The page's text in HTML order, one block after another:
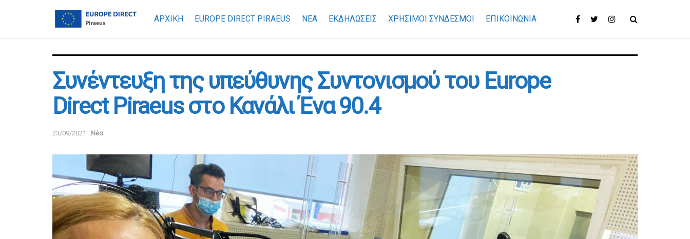
ΑΡΧΙΚΗ EUROPE DIRECT PIRAEUS ΝΕΑ ΕΚΔΗΛΩΣΕΙΣ ΧΡΉΣΙΜΟΙ ΣΎΝΔΕΣΜΟΙ ΕΠΙΚΟΙΝΩΝΊΑ
Συνέντευξη της υπεύθυνης Συντονισμού του Europe
Direct Piraeus στο Κανάλι Ένα 90.4
23/09/2021 Νέα